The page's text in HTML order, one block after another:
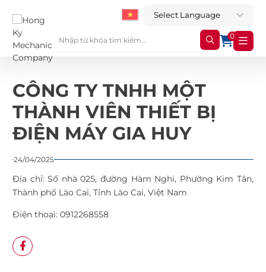
0
CÔNG TY TNHH MỘT
THÀNH VIÊN THIẾT BỊ
ĐIỆN MÁY GIA HUY
24/04/2025
Địa chỉ:Số nhà 025, đường Hàm Nghi, Phường Kim Tân,
Thành phố Lào Cai, Tỉnh Lào Cai, Việt Nam
Điện thoại:0912268558